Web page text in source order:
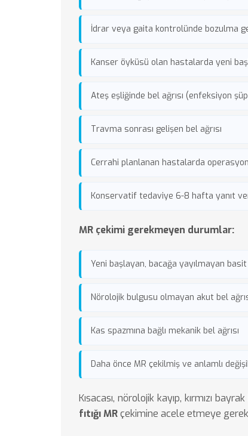
İdrar veya gaita kontrolünde bozulma
Kanser öyküsü olan hastalarda yeni
Ateş eşliğinde bel ağrısı (enfeksiyon
Travma sonrası gelişen bel ağrısı
Cerrahi planlanan hastalarda
Konservatif tedaviye 6-8 hafta yanıt
MR çekimi gerekmeyen durumlar:
Yeni başlayan, bacağa yayılmayan basit
Nörolojik bulgusu olmayan akut bel
Kas spazmına bağlı mekanik bel ağrısı
Daha önce MR çekilmiş ve anlamlı
Kısacası, nörolojik kayıp, kırmızı
fıtığı MRçekimine acele etmeye